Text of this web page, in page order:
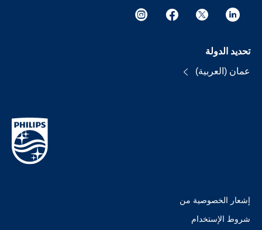
تحديد الدولة
عمان (العربية)
إشعار الخصوصية من
شروط الإستخدام